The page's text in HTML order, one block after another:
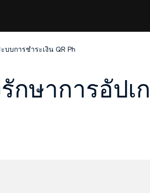
บบการชำระเงิน QR Ph
กษาการอัปเ